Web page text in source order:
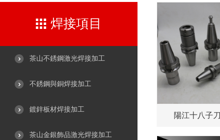
焊接項目
茶山不銹鋼激光焊接加工
不銹鋼與銅焊接加工
鍍鋅板材焊接加工
茶山金銀飾品激光焊接加工
陽江十八子